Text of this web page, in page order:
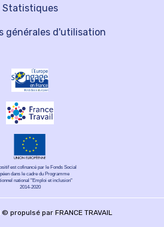
Statistiques
générales d'utilisation
est cofinancé par le Fonds Social
dans le cadre du Programme
national "Emploi et inclusion"
2014-2020
propulsé par FRANCE TRAVAIL